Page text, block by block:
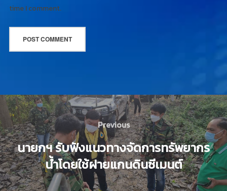
time I comment.
Previous
นายกฯ รับฟังแนวทางจัดการทรัพยากร
น้ำโดยใช้ฝายแกนดินซีเมนต์